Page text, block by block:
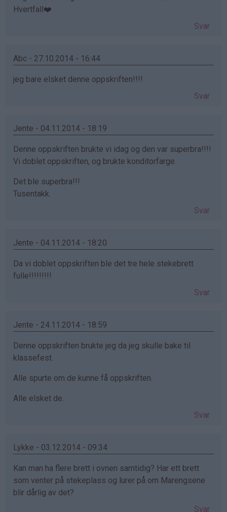
Hvertfall❤️
Svar
Abc - 27.10.2014 - 16:44
jeg bare elsket denne oppskriften!!!!
Svar
Jente - 04.11.2014 - 18:19
Denne oppskriften brukte vi idag og den var superbra!!!!
Vi doblet oppskriften, og brukte konditorfarge.
Det ble superbra!!!
Tusentakk.
Svar
Jente - 04.11.2014 - 18:20
Da vi doblet oppskriften ble det tre hele stekebrett
fulle!!!!!!!!!
Svar
Jente - 24.11.2014 - 18:59
Denne oppskriften brukte jeg da jeg skulle bake til
klassefest.
Alle spurte om de kunne få oppskriften.
Alle elsket de.
Svar
Lykke - 03.12.2014 - 09:34
Kan man ha flere brett i ovnen samtidig? Har ett brett
som venter på stekeplass og lurer på om Marengsene
blir dårlig av det?
Svar